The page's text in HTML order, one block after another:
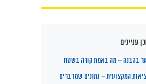
עניינים
בהבנה – מה באמת קורה בשטח
המקצועית – נתונים שמדברים